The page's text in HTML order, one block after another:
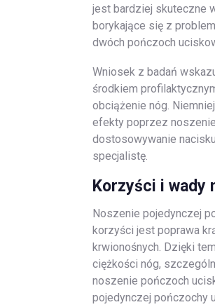
jest bardziej skuteczne
borykające się z
dwóch pończoch
Wniosek z badań
środkiem
obciążenie nóg.
efekty poprzez
dostosowywanie
specjalistę.
Korzyści i wady
Noszenie pojedynczej
korzyści jest poprawa
krwionośnych. Dzięki
ciężkości nóg,
noszenie pończoch
pojedynczej pończochy